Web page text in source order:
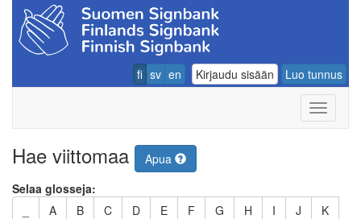
fi sv en Kirjaudu sisään Luo tunnus
Hae viittomaa
Apua
Selaa glosseja:
A B C D E F G H I J
K